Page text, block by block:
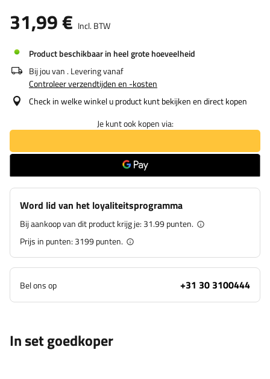
31,99 € Incl. BTW
Product beschikbaar in heel grote hoeveelheid
Bij jou van . Levering vanaf
Controleer verzendtijden en -kosten
Check in welke winkel u product kunt bekijken en direct kopen
Je kunt ook kopen via:
Word lid van het loyaliteitsprogramma
Bij aankoop van dit product krijg je: 31.99 punten.
Prijs in punten: 3199punten.
Bel ons op +31 30 3100444
In set goedkoper